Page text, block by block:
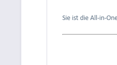
Sie ist die All-in-